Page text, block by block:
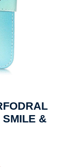
SMILE &